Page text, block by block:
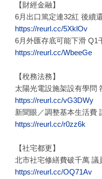
【財經金融】
6月出口篤定連32紅 後續
https://reurl.cc/5XklOv
6月外匯存底可能下滑 Q1
https://reurl.cc/WbeeGe
【稅務法務】
太陽光電設施架設有學問
https://reurl.cc/vG3DWy
新聞眼／調整基本生活費
https://reurl.cc/r0zz6k
【社宅都更】
北市社宅修繕費破千萬
https://reurl.cc/OQ71Av